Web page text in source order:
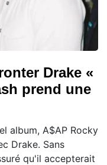
Drake «
prend une
album, A$AP Rocky
Drake. Sans
qu'il accepterait